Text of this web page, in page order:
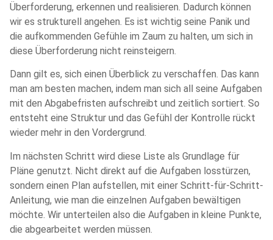
Überforderung, erkennen und realisieren. Dadurch können
wir es strukturell angehen. Es ist wichtig seine Panik und
die aufkommenden Gefühle im Zaum zu halten, um sich in
diese Überforderung nicht reinsteigern.
Dann gilt es, sich einen Überblick zu verschaffen. Das kann
man am besten machen, indem man sich all seine Aufgaben
mit den Abgabefristen aufschreibt und zeitlich sortiert. So
entsteht eine Struktur und das Gefühl der Kontrolle rückt
wieder mehr in den Vordergrund.
Im nächsten Schritt wird diese Liste als Grundlage für
Pläne genutzt. Nicht direkt auf die Aufgaben losstürzen,
sondern einen Plan aufstellen, mit einer Schritt-für-Schritt-
Anleitung, wie man die einzelnen Aufgaben bewältigen
möchte. Wir unterteilen also die Aufgaben in kleine Punkte,
die abgearbeitet werden müssen.